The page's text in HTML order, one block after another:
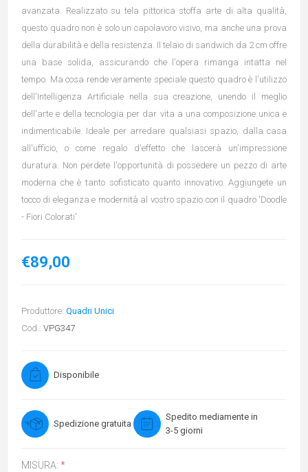
avanzata. Realizzato su tela pittorica stoffa arte di alta qualità,
questo quadro non è solo un capolavoro visivo, ma anche una prova
della durabilità e della resistenza. Il telaio di sandwich da 2 cm offre
una base solida, assicurando che l'opera rimanga intatta nel
tempo. Ma cosa rende veramente speciale questo quadro è l'utilizzo
dell'Intelligenza Artificiale nella sua creazione, unendo il meglio
dell'arte e della tecnologia per dar vita a una composizione unica e
indimenticabile. Ideale per arredare qualsiasi spazio, dalla casa
all'ufficio, o come regalo d'effetto che lascerà un'impressione
duratura. Non perdete l'opportunità di possedere un pezzo di arte
moderna che è tanto sofisticato quanto innovativo. Aggiungete un
tocco di eleganza e modernità al vostro spazio con il quadro 'Doodle
- Fiori Colorati'
€89,00
Produttore: Quadri Unici
Cod.: VPG347
Disponibile
Spedizione gratuita
Spedito mediamente in
3-5 giorni
MISURA: *